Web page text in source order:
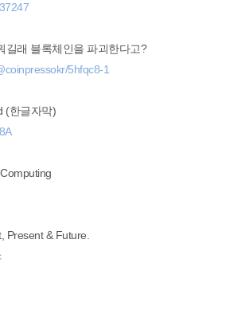
길래 블록체인을 파괴한다고?
5hfqc8-1
(한글자막)
Present & Future.